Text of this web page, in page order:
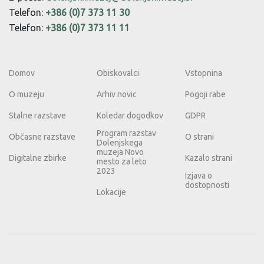
Telefon: +386 (0)7 373 11 30
Telefon: +386 (0)7 373 11 11
Domov
O muzeju
Stalne razstave
Občasne razstave
Digitalne zbirke
Obiskovalci
Arhiv novic
Koledar dogodkov
Program razstav
Dolenjskega
muzeja Novo
mesto za leto
2023
Lokacije
Vstopnina
Pogoji rabe
GDPR
O strani
Kazalo strani
Izjava o
dostopnosti